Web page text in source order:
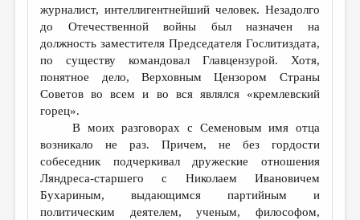
журналист, интеллигентнейший человек. Незадолго
до Отечественной войны был назначен на
должность заместителя Председателя Гослитиздата,
по существу командовал Главцензурой. Хотя,
понятное дело, Верховным Цензором Страны
Советов во всем и во вся являлся «кремлевский
горец».
В моих разговорах с Семеновым имя отца
возникало не раз. Причем, не без гордости
собеседник подчеркивал дружеские отношения
Ляндреса-старшего с Николаем Ивановичем
Бухариным, выдающимся партийным и
политическим деятелем, ученым, философом,